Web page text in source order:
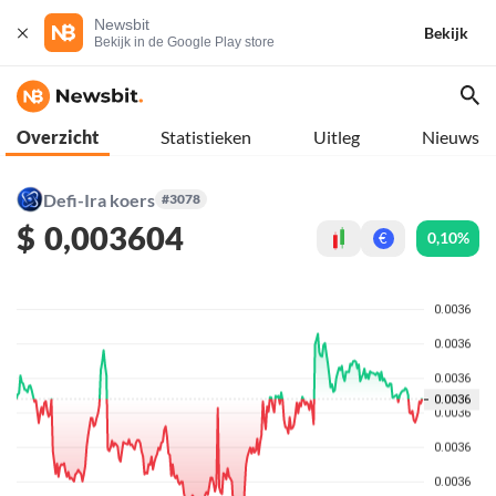
Newsbit
Bekijk in de Google Play store
Bekijk
Overzicht Statistieken Uitleg Nieuws
Defi-Ira koers #3078
$ 0,003604 € 0,10%